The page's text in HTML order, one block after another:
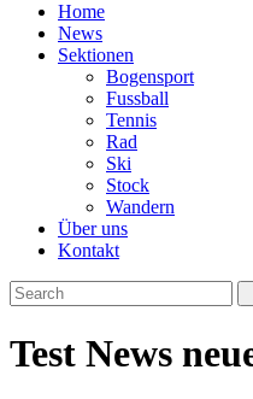
Home
News
Sektionen
Bogensport
Fussball
Tennis
Rad
Ski
Stock
Wandern
Über uns
Kontakt
Test News